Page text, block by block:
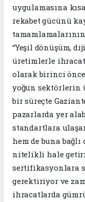
uygulamasına
rekabet gücünü
“Yeşil dönüşüm,
üretimlerle
olarak birinci
yoğun sektörlerin
bir süreçte
pazarlarda yer
standartlara
hem de buna
nitelikli hale
sertifikasyonlara
gerektiriyor ve
ihracatlarda